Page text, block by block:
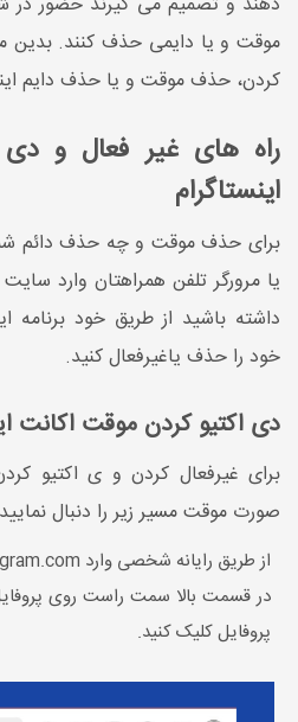
موقت و یا دایمی حذف کنند. بدین
کردن، حذف موقت و یا حذف دایم
راه های غیر فعال و
اینستاگرام
برای حذف موقت و چه حذف دائم
یا مرورگر تلفن همراهتان وارد
داشته باشید از طریق خود برنامه
خود را حذف یاغیرفعال کنید.
دی اکتیو کردن موقت اکانت
برای غیرفعال کردن و ی اکتیو
صورت موقت مسیر زیر را دنبال
از طریق رایانه شخصی وارد Instagram.com شوید.
در قسمت بالا سمت راست روی
پروفایل کلیک کنید.